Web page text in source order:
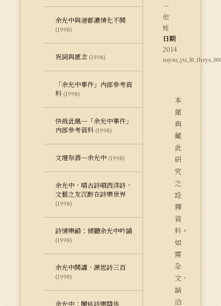
余光中與港都濃情化不開
(1998)
祝詞與感念 (1998)
「余光中事件」內部參考資
料 (1998)
快哉此風─「余光中事件」
內部參考資料 (1998)
文壇祭酒─余光中 (1998)
余光中，唱古詩唱西洋詩，
文藝之友沉醉在詩樂世界
(1998)
詩情樂韻：傾聽余光中吟誦
(1998)
余光中開講，源起詩三百
(1998)
余光中：闡述詩樂關係
－
他
述
日期
2014
本
館
典
藏
此
研
究
之
詮
釋
資
料。
如
需
全
文，
請
洽